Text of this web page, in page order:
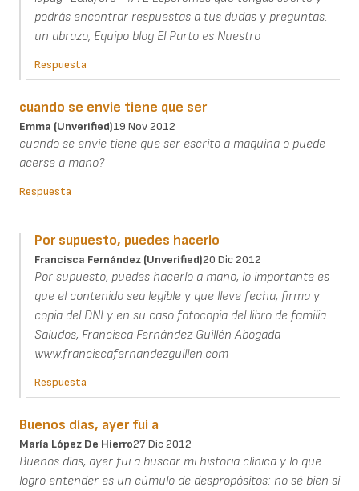
podrás encontrar respuestas a tus dudas y preguntas.
un abrazo, Equipo blog El Parto es Nuestro
Respuesta
cuando se envie tiene que ser
Emma (unverified)19 Nov 2012
cuando se envie tiene que ser escrito a maquina o puede
acerse a mano?
Respuesta
Por supuesto, puedes hacerlo
Francisca Fernández (unverified)20 Dic 2012
Por supuesto, puedes hacerlo a mano, lo importante es
que el contenido sea legible y que lleve fecha, firma y
copia del DNI y en su caso fotocopia del libro de familia.
Saludos, Francisca Fernández Guillén Abogada
www.franciscafernandezguillen.com
Respuesta
Buenos días, ayer fui a
María López De Hierro27 Dic 2012
Buenos días, ayer fui a buscar mi historia clínica y lo que
logro entender es un cúmulo de despropósitos: no sé bien si